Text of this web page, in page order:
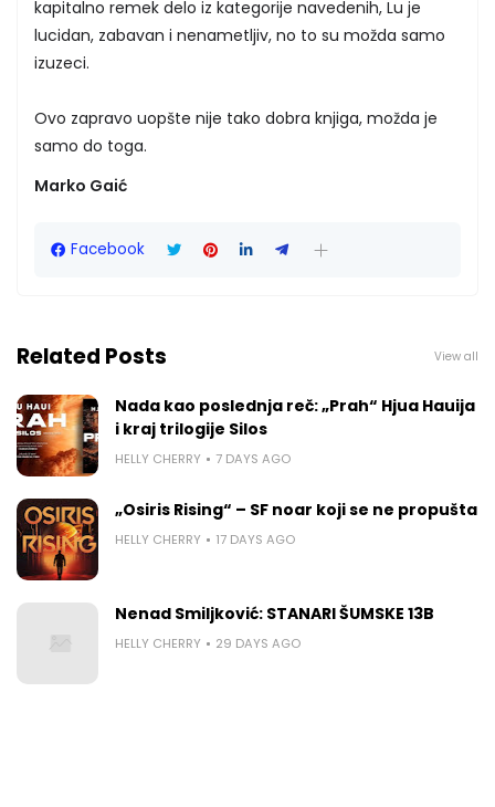
kapitalno remek delo iz kategorije navedenih, Lu je
lucidan, zabavan i nenametljiv, no to su možda samo
izuzeci.
Ovo zapravo uopšte nije tako dobra knjiga, možda je
samo do toga.
Marko Gaić
Facebook
Related Posts View all
Nada kao poslednja reč: „Prah“ Hjua Hauija
i kraj trilogije Silos
HELLY CHERRY 7 DAYS AGO
„Osiris Rising“ – SF noar koji se ne propušta
HELLY CHERRY 17 DAYS AGO
Nenad Smiljković: STANARI ŠUMSKE 13B
HELLY CHERRY 29 DAYS AGO